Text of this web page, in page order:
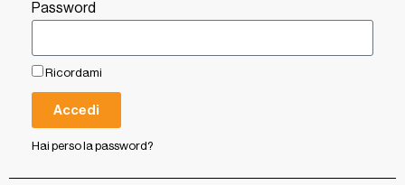
Password
Ricordami
Accedi
Hai perso la password?